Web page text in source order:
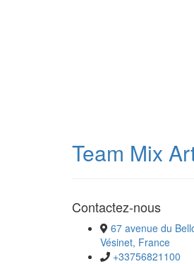
Team Mix
Contactez-nous
67 avenue du
Vésinet, France
+33756821100